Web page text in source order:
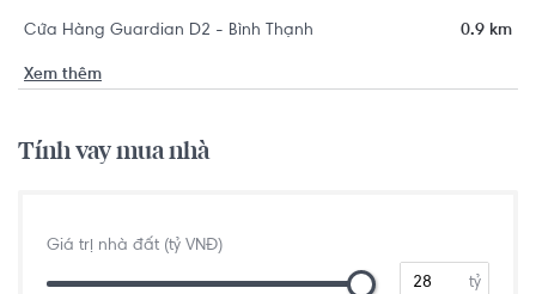
Cửa Hàng Guardian D2 - Bình Thạnh 0.9 km
Xem thêm
Tính vay mua nhà
Giá trị nhà đất (tỷ VNĐ)
tỷ